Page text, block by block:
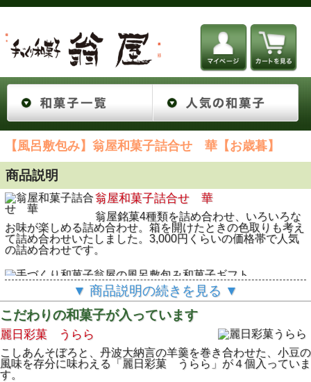
【風呂敷包み】翁屋和菓子詰合せ 華【お歳暮】
商品説明
翁屋和菓子詰合せ 華
翁屋銘菓4種類を詰め合わせ、いろいろな
お味が楽しめる詰め合わせ。箱を開けたときの色取りも考え
て詰め合わせいたしました。3,000円くらいの価格帯で人気
の詰め合わせです。
▼ 商品説明の続きを見る ▼
こだわりの和菓子が入っています
麗日彩菓 うらら
こしあんそぼろと、丹波大納言の羊羹を巻き合わせた、小豆の
風味を存分に味わえる「麗日彩菓 うらら」が４個入っていま
す。